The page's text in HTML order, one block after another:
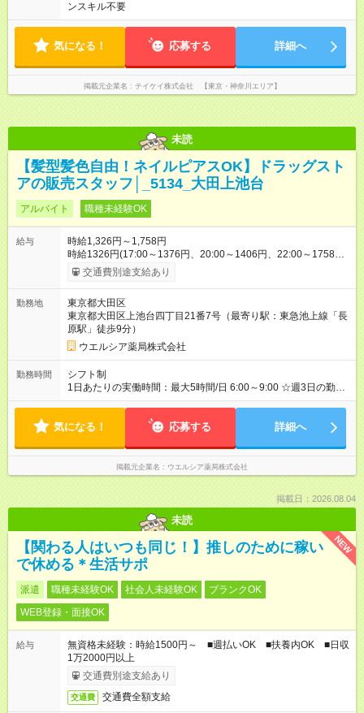
ンスキル不要
気になる！ 応募する 詳細へ
掲載元企業名 テイケイ株式会社 【東京・神奈川エリア】
未読
【髪型髪色自由！ネイルピアスOK】ドラッグスト
アの販売スタッフ│_5134_大田上池台
アルバイト 職種未経験OK
給与
時給1,326円～1,758円
時給1326円(17:00～1376円、20:00～1406円、22:00～1758円)
※深夜割増含む ※高校卒業以上 昇格に応じて＋20～200円昇給
あり （大学生は＋20円まで） ※高校生は対象外 試用期間あり：
間】試用期間あり 試用期間の長さ：3ヶ月 雇用形態、給与は本
採用時と同じです。
交通費別途支給あり
勤務地
東京都大田区
東京都大田区上池台四丁目21番7号（最寄り駅：東急池上線「長
原駅」徒歩9分）
ウエルシア薬局株式会社
勤務時間
シフト制
1日あたりの実働時間：最大5時間/日 6:00～9:00 ☆週3日の勤務
18:00～23:00 ☆週2日の勤務
気になる！ 応募する 詳細へ
掲載元企業名 ウエルシア薬局株式会社
掲載日：2026.08.04
未読
NEW
【関わる人はいつも同じ！】推しのために稼い
で休める＊生活サポ
派遣 職種未経験OK 社会人未経験OK
ブランクOK
WEB登録・面接OK
給与
無資格未経験：時給1500円～ ■週払いOK ■扶養内OK ■日収
1万2000円以上
交通費別途支給あり
交通費 交通費全額支給